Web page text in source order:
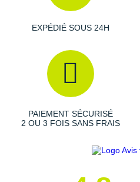
une grande
durabilité
Semelle intérieure amovible
Poids constaté chez i-Run :
Les autres produitsMizuno
EXPÉDIÉ SOUS 24H
PAIEMENT SÉCURISÉ
2 OU 3 FOIS SANS FRAIS